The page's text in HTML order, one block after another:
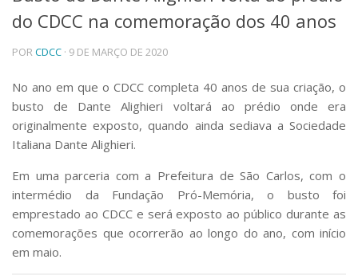
Telefones e Mapas
Pessoas
Ensino
Pós-Graduação
Educação a distância
Cursos de Extensão
Pesquisa e Inovação
Linhas de Pesquisa
Centros, Núcleos e Projetos em Rede
Pós-doutorado
Iniciação Científica
Transferência de Tecnologia
Empresas Juniores
do CDCC na comemoração dos 40 anos
PORCDCC · 9 DE MARÇO DE 2020
No ano em que o CDCC completa 40 anos de sua criação, o
busto de Dante Alighieri voltará ao prédio onde era
originalmente exposto, quando ainda sediava a Sociedade
Italiana Dante Alighieri.
Em uma parceria com a Prefeitura de São Carlos, com o
intermédio da Fundação Pró-Memória, o busto foi
emprestado ao CDCC e será exposto ao público durante as
comemorações que ocorrerão ao longo do ano, com início
em maio.